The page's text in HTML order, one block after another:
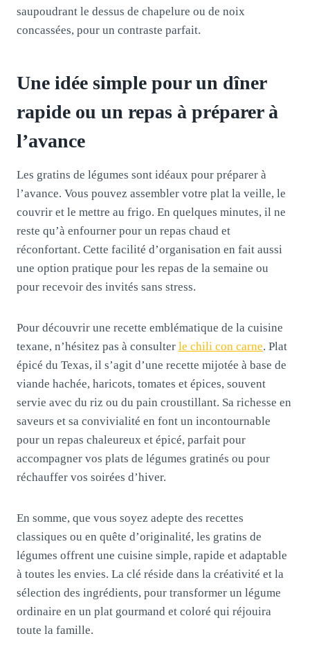
saupoudrant le dessus de chapelure ou de noix
concassées, pour un contraste parfait.
Une idée simple pour un dîner
rapide ou un repas à préparer à
l’avance
Les gratins de légumes sont idéaux pour préparer à
l’avance. Vous pouvez assembler votre plat la veille, le
couvrir et le mettre au frigo. En quelques minutes, il ne
reste qu’à enfourner pour un repas chaud et
réconfortant. Cette facilité d’organisation en fait aussi
une option pratique pour les repas de la semaine ou
pour recevoir des invités sans stress.
Pour découvrir une recette emblématique de la cuisine
texane, n’hésitez pas à consulter le chili con carne. Plat
épicé du Texas, il s’agit d’une recette mijotée à base de
viande hachée, haricots, tomates et épices, souvent
servie avec du riz ou du pain croustillant. Sa richesse en
saveurs et sa convivialité en font un incontournable
pour un repas chaleureux et épicé, parfait pour
accompagner vos plats de légumes gratinés ou pour
réchauffer vos soirées d’hiver.
En somme, que vous soyez adepte des recettes
classiques ou en quête d’originalité, les gratins de
légumes offrent une cuisine simple, rapide et adaptable
à toutes les envies. La clé réside dans la créativité et la
sélection des ingrédients, pour transformer un légume
ordinaire en un plat gourmand et coloré qui réjouira
toute la famille.